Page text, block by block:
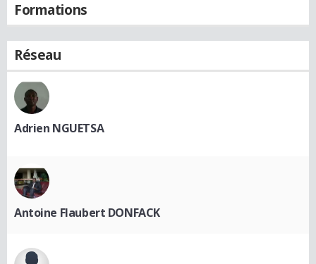
Formations
Réseau
Adrien NGUETSA
Antoine Flaubert DONFACK